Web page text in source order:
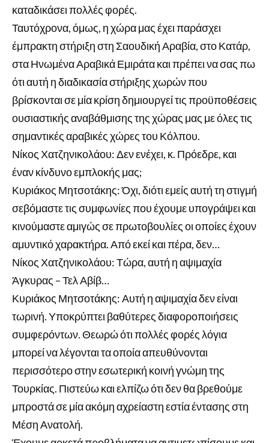
καταδικάσει πολλές φορές.
Ταυτόχρονα, όμως, η χώρα μας έχει παράσχει
έμπρακτη στήριξη στη Σαουδική Αραβία, στο Κατάρ,
στα Ηνωμένα Αραβικά Εμιράτα και πρέπει να σας πω
ότι αυτή η διαδικασία στήριξης χωρών που
βρίσκονται σε μία κρίση δημιουργεί τις προϋποθέσεις
ουσιαστικής αναβάθμισης της χώρας μας με όλες τις
σημαντικές αραβικές χώρες του Κόλπου.
Νίκος Χατζηνικολάου: Δεν ενέχει, κ. Πρόεδρε, και
έναν κίνδυνο εμπλοκής μας;
Κυριάκος Μητσοτάκης: Όχι, διότι εμείς αυτή τη στιγμή
σεβόμαστε τις συμφωνίες που έχουμε υπογράψει και
κινούμαστε αμιγώς σε πρωτοβουλίες οι οποίες έχουν
αμυντικό χαρακτήρα. Από εκεί και πέρα, δεν…
Νίκος Χατζηνικολάου: Τώρα, αυτή η αψιμαχία
Άγκυρας – Τελ Αβίβ…
Κυριάκος Μητσοτάκης: Αυτή η αψιμαχία δεν είναι
τωρινή. Υποκρύπτει βαθύτερες διαφοροποιήσεις
συμφερόντων. Θεωρώ ότι πολλές φορές λόγια
μπορεί να λέγονται τα οποία απευθύνονται
περισσότερο στην εσωτερική κοινή γνώμη της
Τουρκίας. Πιστεύω και ελπίζω ότι δεν θα βρεθούμε
μπροστά σε μία ακόμη αχρείαστη εστία έντασης στη
Μέση Ανατολή.